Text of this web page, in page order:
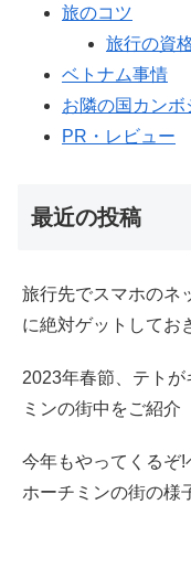
旅のコツ
旅行の資
ベトナム事情
お隣の国カンボ
PR・レビュー
最近の投稿
旅行先でスマホのネ
に絶対ゲットしてお
2023年春節、テト
ミンの街中をご紹介
今年もやってくるぞ!
ホーチミンの街の様